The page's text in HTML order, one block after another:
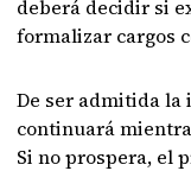
deberá decidir si
formalizar cargos
De ser admitida la
continuará
Si no prospera, el